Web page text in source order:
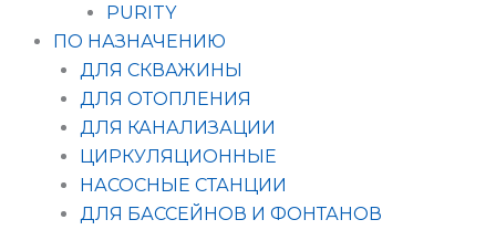
PURITY
ПО НАЗНАЧЕНИЮ
ДЛЯ СКВАЖИНЫ
ДЛЯ ОТОПЛЕНИЯ
ДЛЯ КАНАЛИЗАЦИИ
ЦИРКУЛЯЦИОННЫЕ
НАСОСНЫЕ СТАНЦИИ
ДЛЯ БАССЕЙНОВ И ФОНТАНОВ